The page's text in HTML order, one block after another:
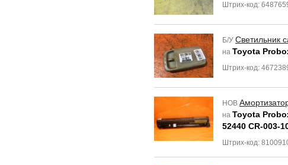
Штрих-код:
Б/У Светильник
на Toyota
Штрих-код:
НОВ
на Toyota
52440 CR-003-
Штрих-код: